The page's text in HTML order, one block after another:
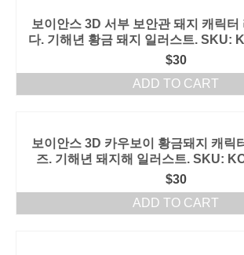
보이안스 3D 서부 보안관 돼지 캐릭터
다. 기해년 황금 돼지 일러스트. SKU:
$30
ADD TO CART
보이안스 3D 카우보이 황금돼지 캐릭
즈. 기해년 돼지해 일러스트. SKU:
$30
ADD TO CART